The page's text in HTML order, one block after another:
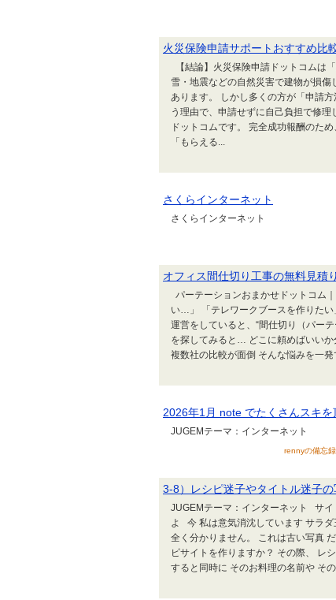
火災保険申請サポートおすすめ比
【結論】火災保険申請ドットコムは
雪・地震などの自然災害で建物が損
あります。 しかし多くの方が「申請
う理由で、申請せずに自己負担で修
ドットコムです。 完全成功報酬のた
「もらえる...
さくらインターネット
さくらインターネット
オフィス間仕切り工事の無料見積
パーテーションおまかせドットコム
い…」 「テレワークブースを作りた
運営をしていると、“間仕切り（パー
を探してみると… どこに頼めばいいか
複数社の比較が面倒 そんな悩みを一
2026年1月 note でたくさんスキを
JUGEMテーマ：インターネット
rennyの備忘
3-8）レシピ迷子やタイトル迷子
JUGEMテーマ：インターネット サイ
よ 今 私は意気消沈しています サラ
全く分かりません。 これは古い写真
ピサイトを作りますか？ その際、 レ
すると同時に そのお料理の名前や そ